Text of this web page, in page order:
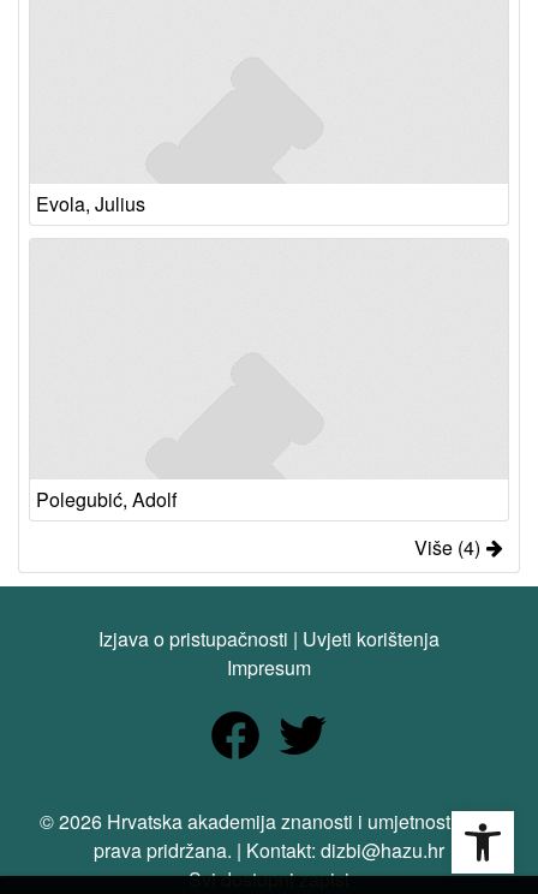
Evola, Julius
Polegubić, Adolf
Više (4)
Izjava o pristupačnosti | Uvjeti korištenja
Impresum
© 2026 Hrvatska akademija znanosti i umjetnosti. Sva
prava pridržana. | Kontakt: dizbi@hazu.hr
Svi dostupni zapisi